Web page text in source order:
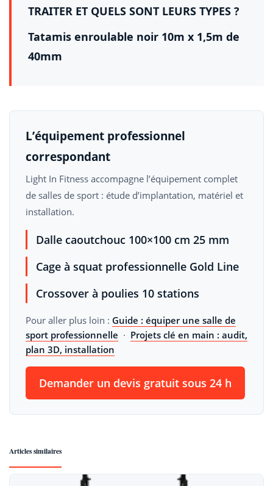
TRAITER ET QUELS SONT LEURS TYPES ?
Tatamis enroulable noir 10m x 1,5m de
40mm
L’équipement professionnel
correspondant
Light In Fitness accompagne l’équipement complet
de salles de sport : étude d’implantation, matériel et
installation.
Dalle caoutchouc 100×100 cm 25 mm
Cage à squat professionnelle Gold Line
Crossover à poulies 10 stations
Pour aller plus loin : Guide : équiper une salle de
sport professionnelle · Projets clé en main : audit,
plan 3D, installation
Demander un devis gratuit sous 24 h
Articles similaires